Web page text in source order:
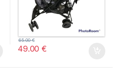
49.00€
65.00€